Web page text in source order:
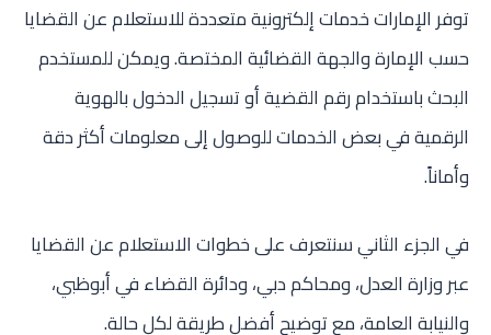
توفر الإمارات خدمات إلكترونية متعددة للاستعلام عن القضايا
حسب الإمارة والجهة القضائية المختصة. ويمكن للمستخدم
البحث باستخدام رقم القضية أو تسجيل الدخول بالهوية
الرقمية في بعض الخدمات للوصول إلى معلومات أكثر دقة
وأماناً.
في الجزء الثاني سنتعرف على خطوات الاستعلام عن القضايا
عبر وزارة العدل، ومحاكم دبي، ودائرة القضاء في أبوظبي،
والنيابة العامة، مع توضيح أفضل طريقة لكل حالة.